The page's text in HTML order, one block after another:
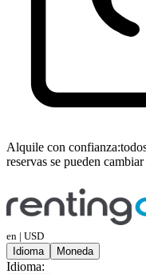
Alquile con confianza:
reservas se pueden
en | USD
Idioma
Moneda
Idioma: